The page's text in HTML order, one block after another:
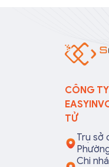
thời cập
sẻ 13
tử không
CÔNG
TỬ
Trụ sở
Chi